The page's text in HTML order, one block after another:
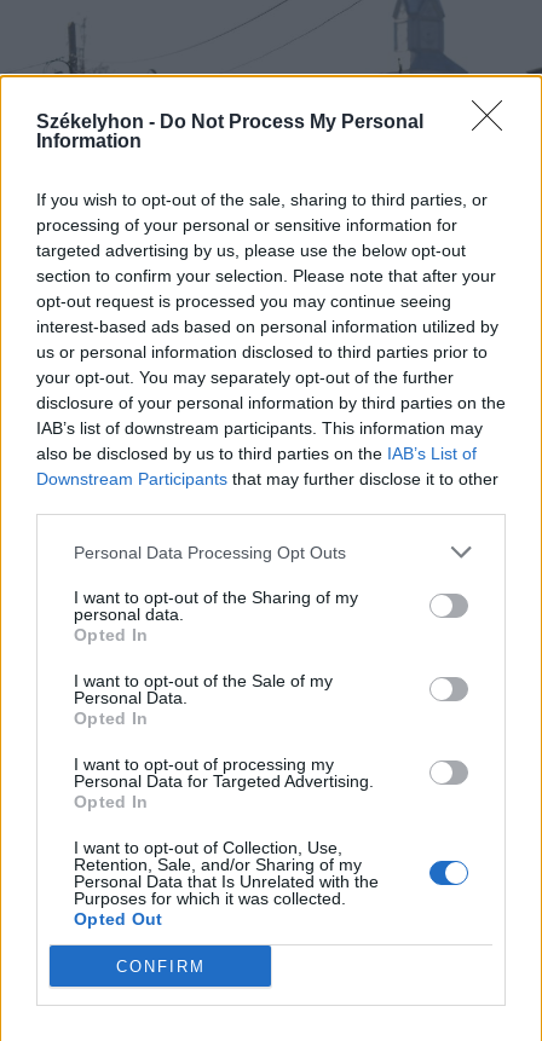
Székelyhon - Do Not Process My Personal
Information
If you wish to opt-out of the sale, sharing to third parties, or
processing of your personal or sensitive information for
targeted advertising by us, please use the below opt-out
section to confirm your selection. Please note that after your
opt-out request is processed you may continue seeing
interest-based ads based on personal information utilized by
us or personal information disclosed to third parties prior to
your opt-out. You may separately opt-out of the further
disclosure of your personal information by third parties on the
IAB’s list of downstream participants. This information may
also be disclosed by us to third parties on the IAB’s List of
Downstream Participants that may further disclose it to other
Personal Data Processing Opt Outs
I want to opt-out of the Sharing of my
personal data.
Opted In
I want to opt-out of the Sale of my
Personal Data.
Opted In
I want to opt-out of processing my
Personal Data for Targeted Advertising.
Opted In
I want to opt-out of Collection, Use,
Retention, Sale, and/or Sharing of my
Personal Data that Is Unrelated with the
Purposes for which it was collected.
Opted Out
CONFIRM
2026. augusztus 06., csütörtök
Tömegverekedés lett a szűk
mezőgazdasági úti vitából
Csatószegen
2026. augusztus 06., csütörtök
Szombaton szavaz az